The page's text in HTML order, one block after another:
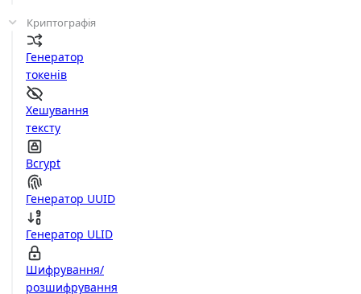
Криптографія
Генератор
токенів
Хешування
тексту
Bcrypt
Генератор UUID
Генератор ULID
Шифрування/
розшифрування